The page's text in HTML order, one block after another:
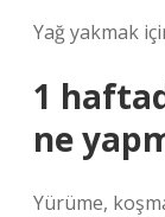
Yağ yakmak
1
ne
Yürüme,